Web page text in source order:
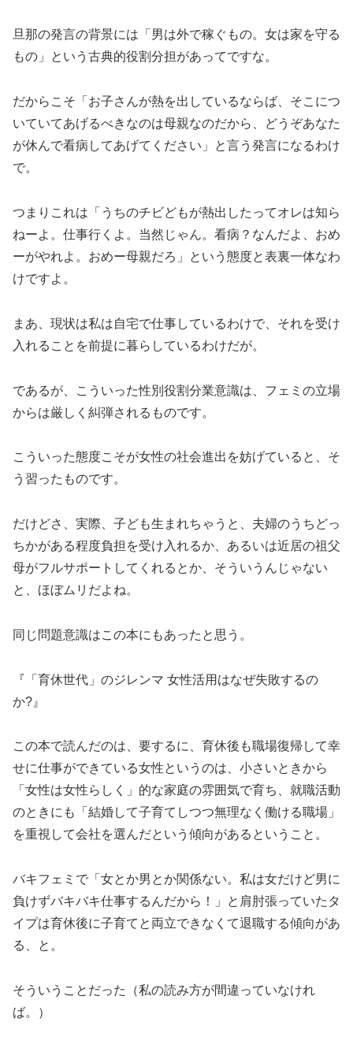
旦那の発言の背景には「男は外で稼ぐもの。女は家を守る
もの」という古典的役割分担があってですな。
だからこそ「お子さんが熱を出しているならば、そこにつ
いていてあげるべきなのは母親なのだから、どうぞあなた
が休んで看病してあげてください」と言う発言になるわけ
で。
つまりこれは「うちのチビどもが熱出したってオレは知ら
ねーよ。仕事行くよ。当然じゃん。看病？なんだよ、おめ
ーがやれよ。おめー母親だろ」という態度と表裏一体なわ
けですよ。
まあ、現状は私は自宅で仕事しているわけで、それを受け
入れることを前提に暮らしているわけだが。
であるが、こういった性別役割分業意識は、フェミの立場
からは厳しく糾弾されるものです。
こういった態度こそが女性の社会進出を妨げていると、そ
う習ったものです。
だけどさ、実際、子ども生まれちゃうと、夫婦のうちどっ
ちかがある程度負担を受け入れるか、あるいは近居の祖父
母がフルサポートしてくれるとか、そういうんじゃない
と、ほぼムリだよね。
同じ問題意識はこの本にもあったと思う。
『「育休世代」のジレンマ 女性活用はなぜ失敗するの
か?』
この本で読んだのは、要するに、育休後も職場復帰して幸
せに仕事ができている女性というのは、小さいときから
「女性は女性らしく」的な家庭の雰囲気で育ち、就職活動
のときにも「結婚して子育てしつつ無理なく働ける職場」
を重視して会社を選んだという傾向があるということ。
バキフェミで「女とか男とか関係ない。私は女だけど男に
負けずバキバキ仕事するんだから！」と肩肘張っていたタ
イプは育休後に子育てと両立できなくて退職する傾向があ
る、と。
そういうことだった（私の読み方が間違っていなけれ
ば。）